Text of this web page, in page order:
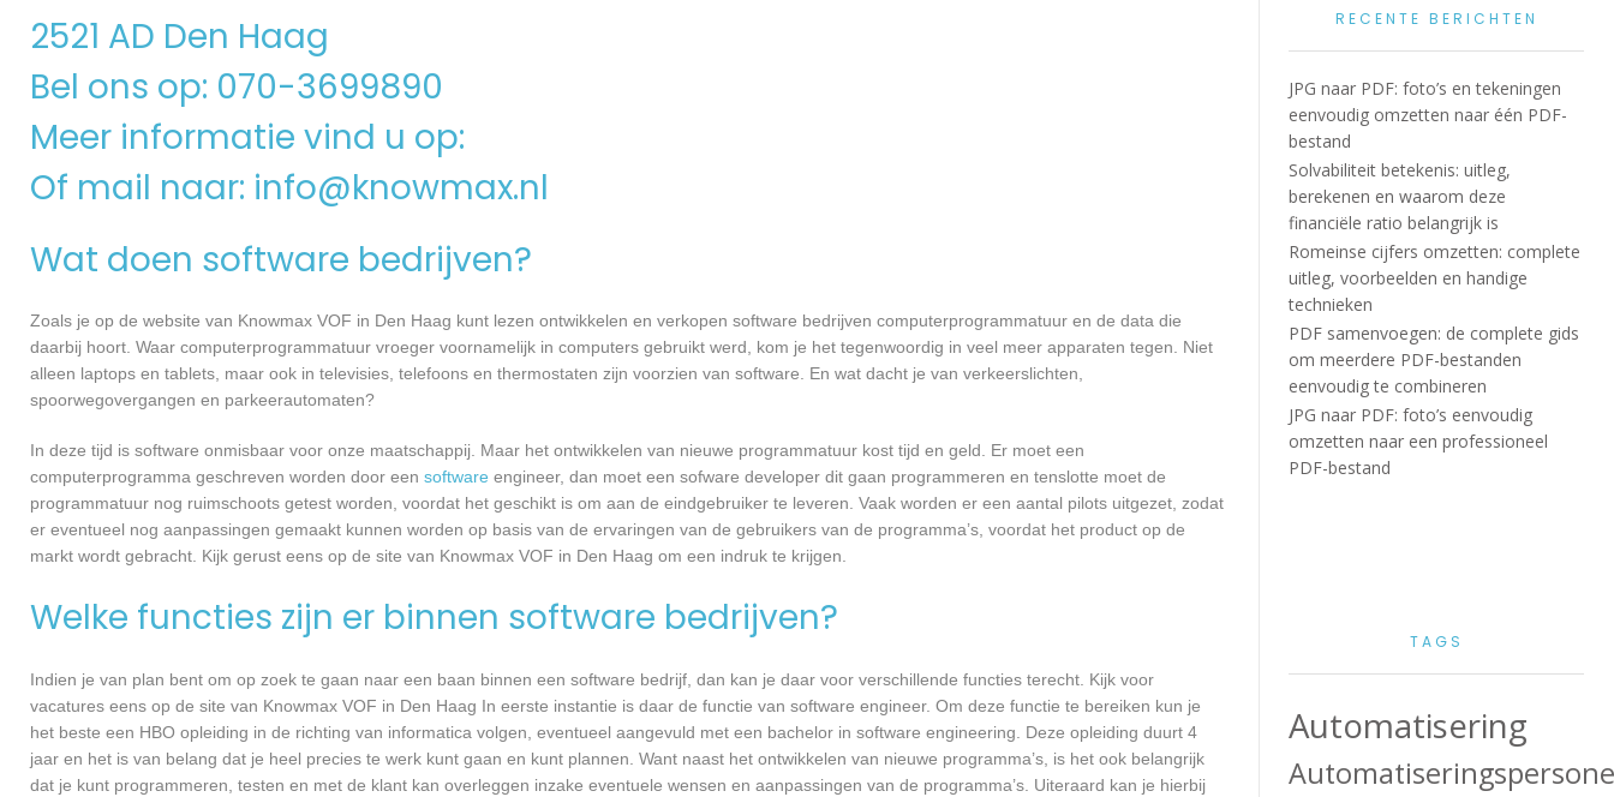
2521 AD Den Haag
Bel ons op: 070-3699890
Meer informatie vind u op:
Of mail naar: info@knowmax.nl
Wat doen software bedrijven?
Zoals je op de website van Knowmax VOF in Den Haag kunt lezen ontwikkelen en verkopen software bedrijven computerprogrammatuur en de data die
daarbij hoort. Waar computerprogrammatuur vroeger voornamelijk in computers gebruikt werd, kom je het tegenwoordig in veel meer apparaten tegen. Niet
alleen laptops en tablets, maar ook in televisies, telefoons en thermostaten zijn voorzien van software. En wat dacht je van verkeerslichten,
spoorwegovergangen en parkeerautomaten?
In deze tijd is software onmisbaar voor onze maatschappij. Maar het ontwikkelen van nieuwe programmatuur kost tijd en geld. Er moet een
computerprogramma geschreven worden door een software engineer, dan moet een sofware developer dit gaan programmeren en tenslotte moet de
programmatuur nog ruimschoots getest worden, voordat het geschikt is om aan de eindgebruiker te leveren. Vaak worden er een aantal pilots uitgezet, zodat
er eventueel nog aanpassingen gemaakt kunnen worden op basis van de ervaringen van de gebruikers van de programma’s, voordat het product op de
markt wordt gebracht. Kijk gerust eens op de site van Knowmax VOF in Den Haag om een indruk te krijgen.
Welke functies zijn er binnen software bedrijven?
Indien je van plan bent om op zoek te gaan naar een baan binnen een software bedrijf, dan kan je daar voor verschillende functies terecht. Kijk voor
vacatures eens op de site van Knowmax VOF in Den Haag In eerste instantie is daar de functie van software engineer. Om deze functie te bereiken kun je
het beste een HBO opleiding in de richting van informatica volgen, eventueel aangevuld met een bachelor in software engineering. Deze opleiding duurt 4
jaar en het is van belang dat je heel precies te werk kunt gaan en kunt plannen. Want naast het ontwikkelen van nieuwe programma’s, is het ook belangrijk
dat je kunt programmeren, testen en met de klant kan overleggen inzake eventuele wensen en aanpassingen van de programma’s. Uiteraard kan je hierbij
RECENTE BERICHTEN
JPG naar PDF: foto’s en tekeningen
eenvoudig omzetten naar één PDF-
bestand
Solvabiliteit betekenis: uitleg,
berekenen en waarom deze
financiële ratio belangrijk is
Romeinse cijfers omzetten: complete
uitleg, voorbeelden en handige
technieken
PDF samenvoegen: de complete gids
om meerdere PDF-bestanden
eenvoudig te combineren
JPG naar PDF: foto’s eenvoudig
omzetten naar een professioneel
PDF-bestand
TAGS
Automatisering